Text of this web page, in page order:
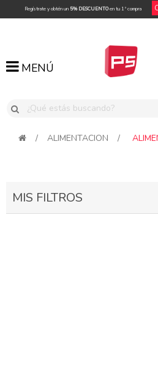
Regístrate y obtén un 5% DESCUENTOen tu 1ª compra
MENÚ
MENÚ
/ ALIMENTACION /
MIS FILTROS